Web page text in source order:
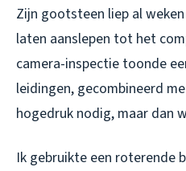
Zijn gootsteen liep al
laten aanslepen tot het
camera-inspectie toonde
leidingen, gecombineerd
hogedruk nodig, maar dan
Ik gebruikte een roterende